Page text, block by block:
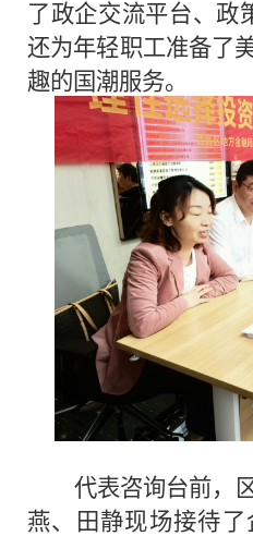
了政企交流平台、政
还为年轻职工准备了
趣的国潮服务。
代表咨询台前，
燕、田静现场接待了